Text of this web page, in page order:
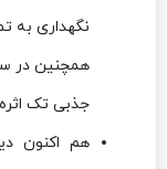
نگهداری به
همچنین در
جذبی تک اثره